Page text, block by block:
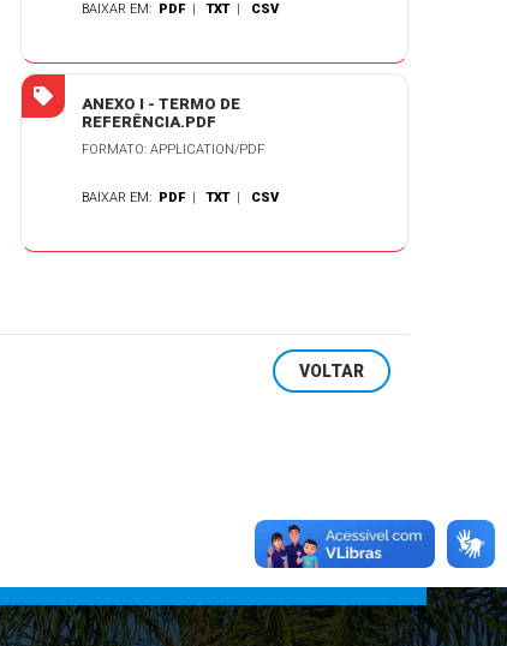
BAIXAR EM: PDF |TXT | CSV
ANEXO I - TERMO DE
REFERÊNCIA.PDF
FORMATO: APPLICATION/PDF
BAIXAR EM: PDF |TXT | CSV
VOLTAR